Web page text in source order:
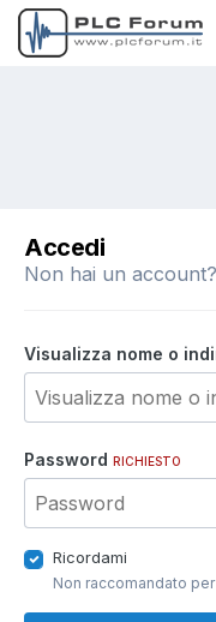
Accedi
Non hai un account?
Visualizza nome o
Password RICHIESTO
Ricordami
Non raccomandato